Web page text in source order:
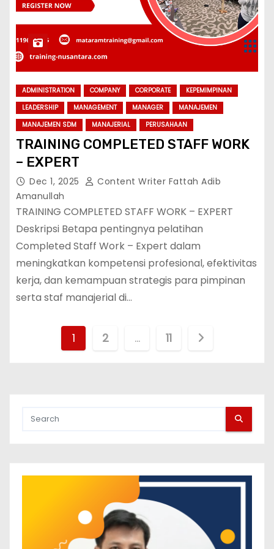
ADMINISTRATION COMPANY CORPORATE
KEPEMIMPINAN
LEADERSHIP
MANAGEMENT MANAGER
MANAJEMEN
MANAJEMEN SDM
MANAJERIAL PERUSAHAAN
TRAINING COMPLETED STAFF WORK
– EXPERT
Dec 1, 2025
Content Writer Fattah Adib
Amanullah
TRAINING COMPLETED STAFF WORK – EXPERT
Deskripsi Betapa pentingnya pelatihan
Completed Staff Work – Expert dalam
meningkatkan kompetensi profesional, efektivitas
kerja, dan kemampuan strategis para pimpinan
serta staf manajerial di…
t
i
1 2 … 11